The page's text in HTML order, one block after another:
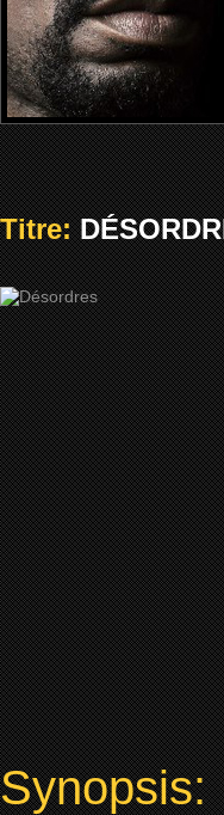
Titre:
Synopsis: